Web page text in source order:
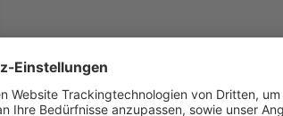
Poster-